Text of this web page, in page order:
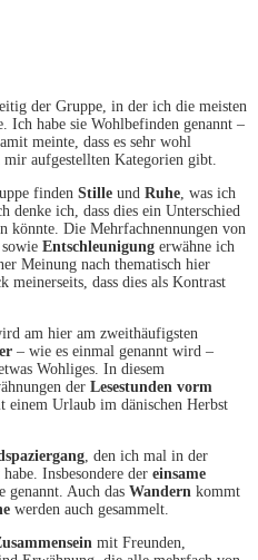
der Gruppe, in der ich die meisten
Ich habe sie Wohlbefinden genannt –
meinte, dass es sehr wohl
aufgestellten Kategorien gibt.
finden Stille und Ruhe , was ich
denke ich, dass dies ein Unterschied
könnte. Die Mehrfachnennungen von
sowie Entschleunigung erwähne ich
Meinung nach thematisch hier
dass dies als Kontrast
am hier am zweithäufigsten
– wie es einmal genannt wird –
Wohliges. In diesem
der Lesestunden vorm
einem Urlaub im dänischen Herbst
, den ich mal in der
Insbesondere der einsame
genannt. Auch das Wandern kommt
werden auch gesammelt.
mit Freunden,